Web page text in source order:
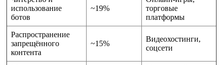
использование
ботов
~19%
торговые
платформы
Распространение
запрещённого
контента
~15%
Видеохостинги,
соцсети